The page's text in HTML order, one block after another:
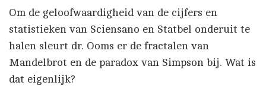
Om de geloofwaardigheid van de cijfers en
statistieken van Sciensano en Statbel onderuit te
halen sleurt dr. Ooms er de fractalen van
Mandelbrot en de paradox van Simpson bij. Wat is
dat eigenlijk?